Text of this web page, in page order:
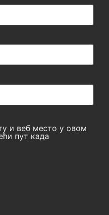
и веб место у овом
пут када